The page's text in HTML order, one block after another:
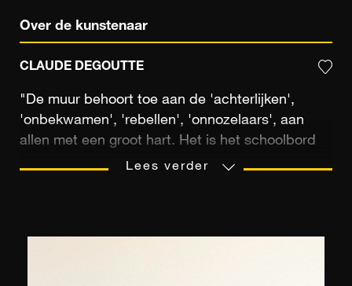
Over de kunstenaar
CLAUDE DEGOUTTE
"De muur behoort toe aan de 'achterlijken',
'onbekwamen', 'rebellen', 'onnozelaars', aan
allen met een groot hart. Het is het schoolbord
van de school van het leven," zegt de Frans-
Lees verder